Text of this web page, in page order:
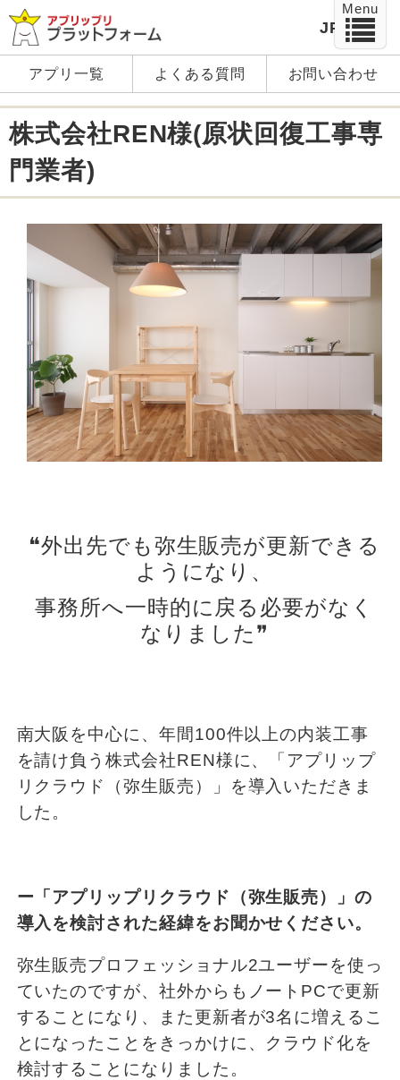
JP EN
アプリ一覧 よくある質問 お問い合わせ
株式会社REN様(原状回復工事専
門業者)
❝外出先でも弥生販売が更新できる
ようになり、
事務所へ一時的に戻る必要がなく
なりました ❞
南大阪を中心に、年間100件以上の内装工事
を請け負う株式会社REN様に、「アプリップ
リクラウド（弥生販売）」を導入いただきま
した。
ー「アプリップリクラウド（弥生販売）」の
導入を検討された経緯をお聞かせください。
弥生販売プロフェッショナル2ユーザーを使っ
ていたのですが、社外からもノートPCで更新
することになり、また更新者が3名に増えるこ
とになったことをきっかけに、クラウド化を
検討することになりました。
Menu